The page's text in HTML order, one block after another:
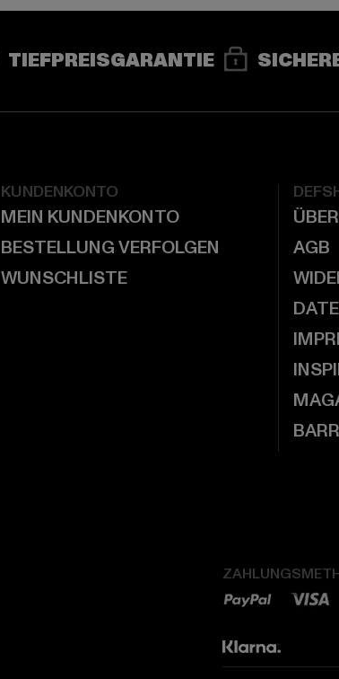
TIEFPREISGARANTIE
KUNDENKONTO
MEIN KUNDENKONTO
BESTELLUNG VERFOLGEN
WUNSCHLISTE
AGB